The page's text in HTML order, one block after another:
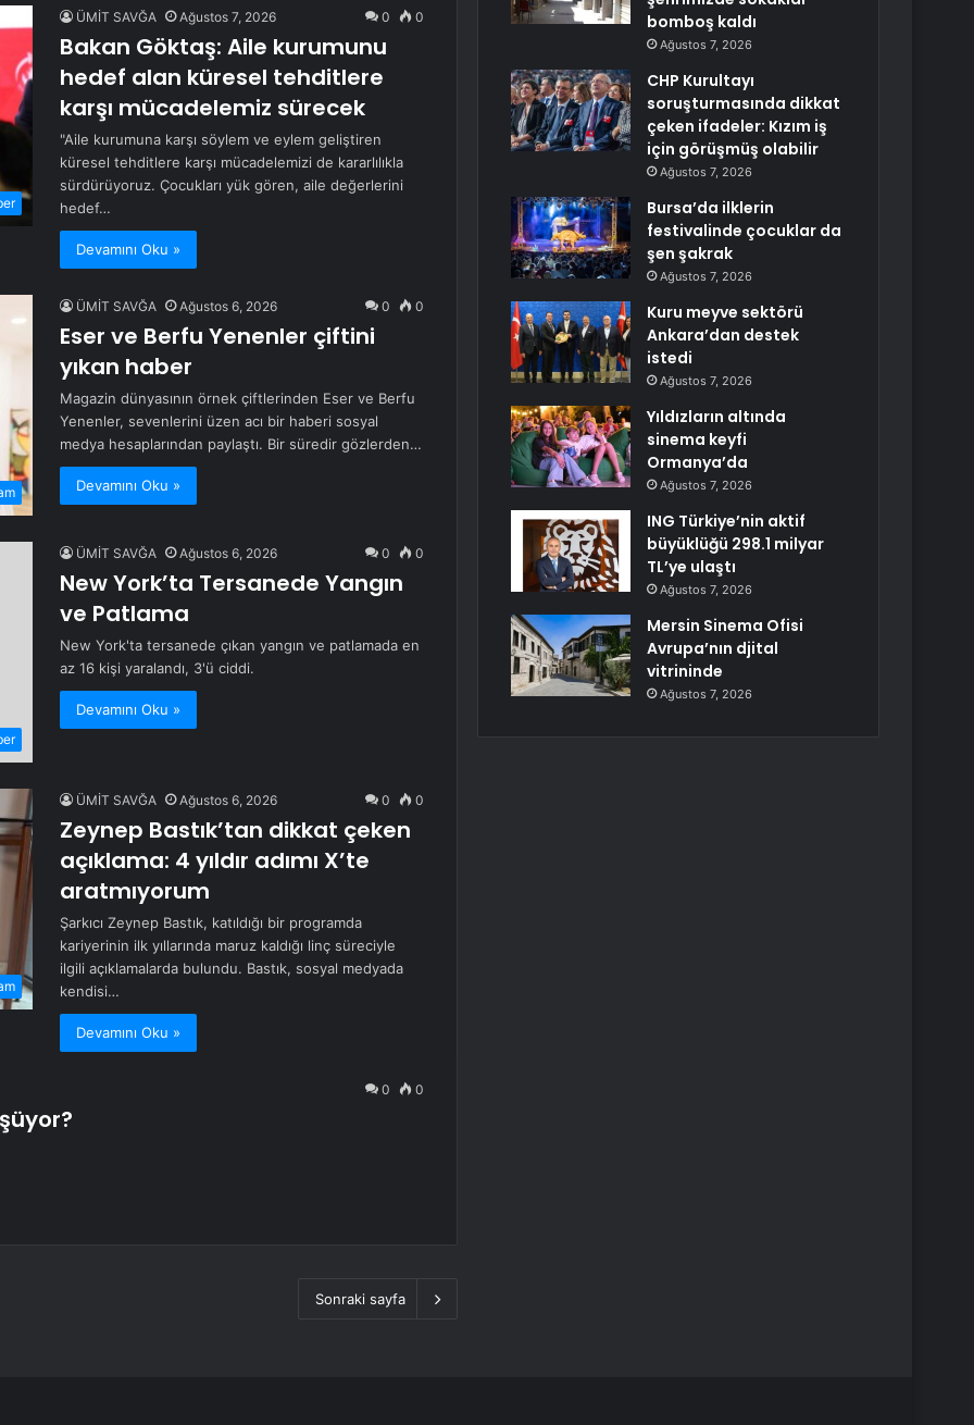
ÜMİT SAVĞA Ağustos 7, 2026 0 0
Bakan Göktaş: Aile kurumunu
hedef alan küresel tehditlere
karşı mücadelemiz sürecek
"Aile kurumuna karşı söylem ve eylem geliştiren
küresel tehditlere karşı mücadelemizi de kararlılıkla
sürdürüyoruz. Çocukları yük gören, aile değerlerini
hedef…
Devamını Oku »
ÜMİT SAVĞA Ağustos 6, 2026 0 0
Eser ve Berfu Yenenler çiftini
yıkan haber
Magazin dünyasının örnek çiftlerinden Eser ve Berfu
Yenenler, sevenlerini üzen acı bir haberi sosyal
medya hesaplarından paylaştı. Bir süredir gözlerden…
Devamını Oku »
ÜMİT SAVĞA Ağustos 6, 2026 0 0
New York’ta Tersanede Yangın
ve Patlama
New York'ta tersanede çıkan yangın ve patlamada en
az 16 kişi yaralandı, 3'ü ciddi.
Devamını Oku »
ÜMİT SAVĞA Ağustos 6, 2026 0 0
Zeynep Bastık’tan dikkat çeken
açıklama: 4 yıldır adımı X’te
aratmıyorum
Şarkıcı Zeynep Bastık, katıldığı bir programda
kariyerinin ilk yıllarında maruz kaldığı linç süreciyle
ilgili açıklamalarda bulundu. Bastık, sosyal medyada
kendisi…
Devamını Oku »
0 0
Sonraki sayfa
bomboş kaldı
Ağustos 7, 2026
CHP Kurultayı
soruşturmasında dikkat
çeken ifadeler: Kızım iş
için görüşmüş olabilir
Ağustos 7, 2026
Bursa’da ilklerin
festivalinde çocuklar da
şen şakrak
Ağustos 7, 2026
Kuru meyve sektörü
Ankara’dan destek
istedi
Ağustos 7, 2026
Yıldızların altında
sinema keyfi
Ormanya’da
Ağustos 7, 2026
ING Türkiye’nin aktif
büyüklüğü 298.1 milyar
TL’ye ulaştı
Ağustos 7, 2026
Mersin Sinema Ofisi
Avrupa’nın djital
vitrininde
Ağustos 7, 2026